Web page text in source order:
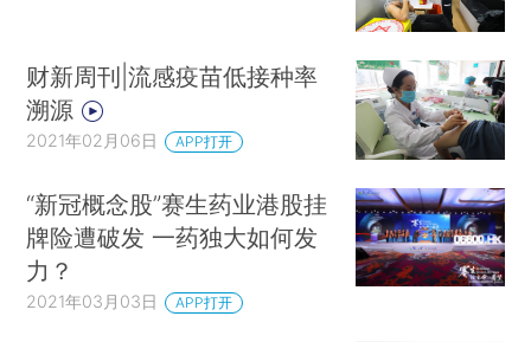
财新周刊|流感疫苗低接种率
溯源
2021年02月06日 APP打开
“新冠概念股”赛生药业港股挂
牌险遭破发 一药独大如何发
力？
2021年03月03日 APP打开